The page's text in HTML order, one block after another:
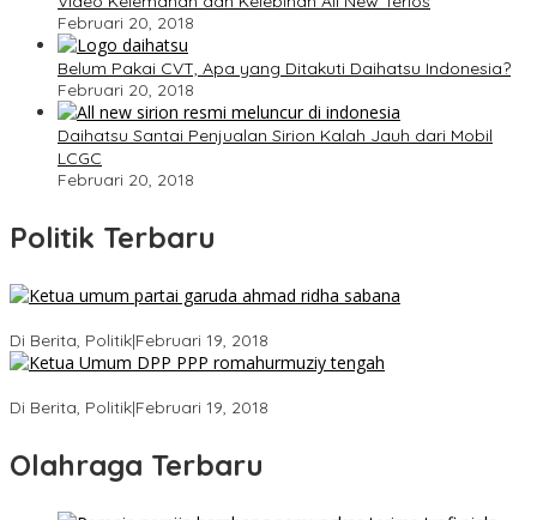
Februari 20, 2018
Belum Pakai CVT, Apa yang Ditakuti Daihatsu Indonesia?
Februari 20, 2018
Daihatsu Santai Penjualan Sirion Kalah Jauh dari Mobil
LCGC
Februari 20, 2018
Politik Terbaru
Di Berita, Politik|Februari 19, 2018
Di Berita, Politik|Februari 19, 2018
Olahraga Terbaru